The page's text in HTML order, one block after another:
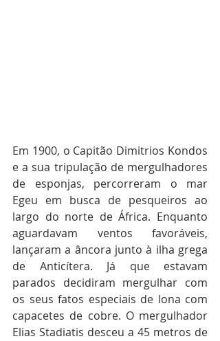
Em 1900, o Capitão Dimitrios Kondos
e a sua tripulação de mergulhadores
de esponjas, percorreram o mar
Egeu em busca de pesqueiros ao
largo do norte de África. Enquanto
aguardavam ventos favoráveis,
lançaram a âncora junto à ilha grega
de Anticítera. Já que estavam
parados decidiram mergulhar com
os seus fatos especiais de lona com
capacetes de cobre. O mergulhador
Elias Stadiatis desceu a 45 metros de